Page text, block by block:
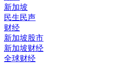
新加坡
民生民声
财经
新加坡股市
新加坡财经
全球财经